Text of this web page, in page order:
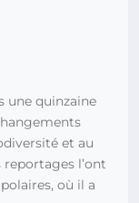
une quinzaine
et au
l’ont
où il a